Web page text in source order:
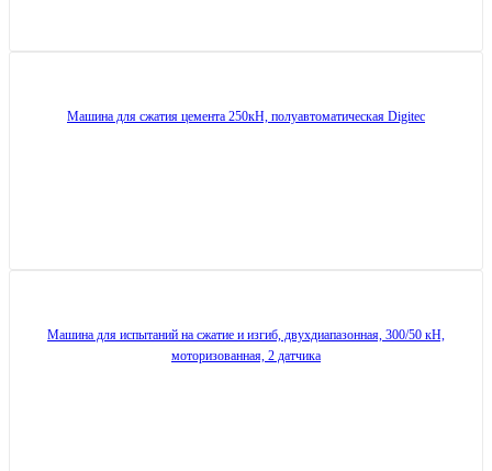
Машина для сжатия цемента 250кН, полуавтоматическая Digitec
Машина для испытаний на сжатие и изгиб, двухдиапазонная, 300/50 кН,
моторизованная, 2 датчика